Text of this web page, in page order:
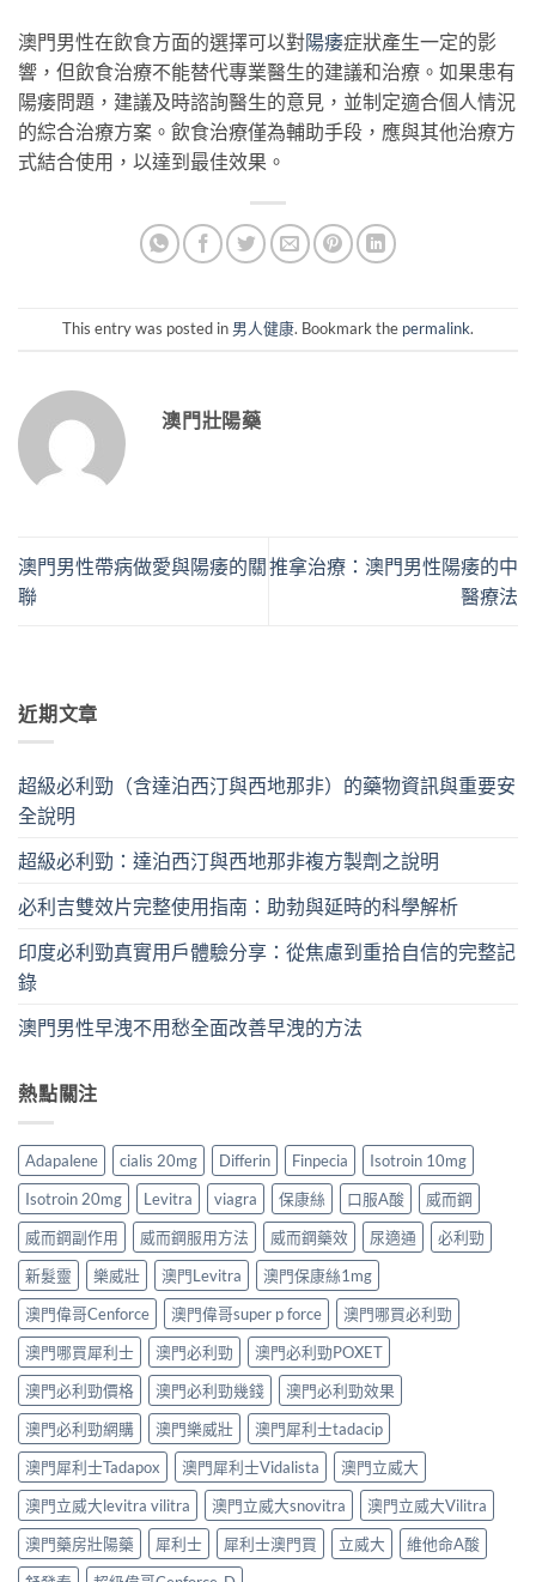
澳門男性在飲食方面的選擇可以對陽痿症狀產生一定的影
響，但飲食治療不能替代專業醫生的建議和治療。如果患有
陽痿問題，建議及時諮詢醫生的意見，並制定適合個人情況
的綜合治療方案。飲食治療僅為輔助手段，應與其他治療方
式結合使用，以達到最佳效果。
This entry was posted in 男人健康. Bookmark the permalink.
澳門壯陽藥
澳門男性帶病做愛與陽痿的關
聯
推拿治療：澳門男性陽痿的中
醫療法
近期文章
超級必利勁（含達泊西汀與西地那非）的藥物資訊與重要安
全說明
超級必利勁：達泊西汀與西地那非複方製劑之說明
必利吉雙效片完整使用指南：助勃與延時的科學解析
印度必利勁真實用戶體驗分享：從焦慮到重拾自信的完整記
錄
澳門男性早洩不用愁全面改善早洩的方法
熱點關注
Adapalene cialis 20mg Differin Finpecia
Isotroin 10mg
Isotroin 20mg
Levitra viagra 保康絲 口服A酸
威而鋼
威而鋼副作用
威而鋼服用方法 威而鋼藥效 尿適通
必利勁
新髮靈
樂威壯 澳門Levitra
澳門保康絲1mg
澳門偉哥Cenforce
澳門偉哥super p force
澳門哪買必利勁
澳門哪買犀利士
澳門必利勁
澳門必利勁POXET
澳門必利勁價格
澳門必利勁幾錢
澳門必利勁效果
澳門必利勁網購
澳門樂威壯
澳門犀利士tadacip
澳門犀利士Tadapox
澳門犀利士Vidalista
澳門立威大
澳門立威大levitra vilitra
澳門立威大snovitra
澳門立威大Vilitra
澳門藥房壯陽藥
犀利士 犀利士澳門買 立威大
維他命A酸